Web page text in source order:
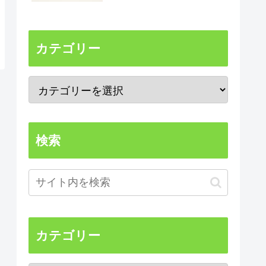
カテゴリー
検索
カテゴリー